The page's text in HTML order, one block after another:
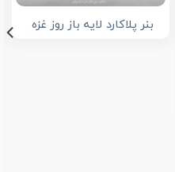
بنر پلاکارد لایه باز روز غزه